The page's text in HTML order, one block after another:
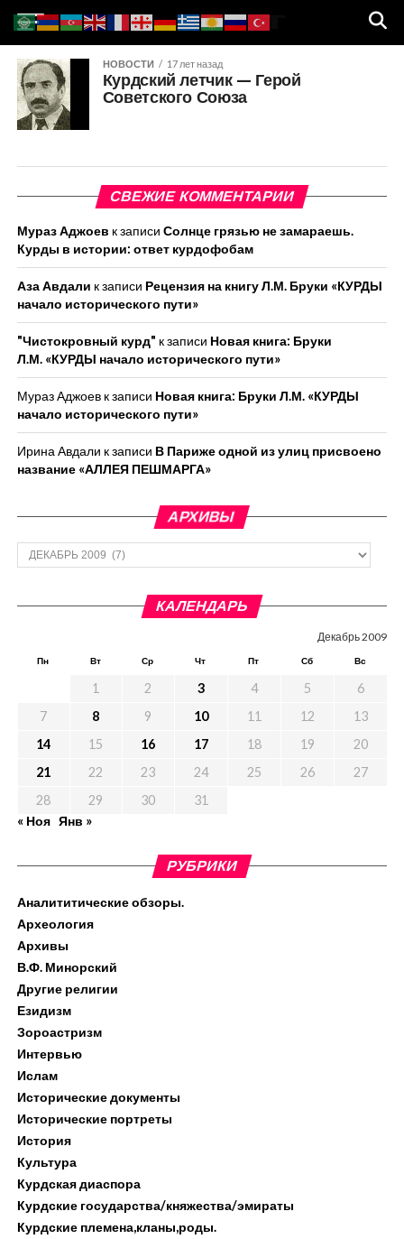
НОВОСТИ 17 лет назад
Курдский летчик — Герой
Советского Союза
СВЕЖИЕ КОММЕНТАРИИ
Мураз Аджоев к записи Солнце грязью не замараешь.
Курды в истории: ответ курдофобам
Аза Авдали к записи Рецензия на книгу Л.М. Бруки «КУРДЫ
начало исторического пути»
"Чистокровный курд" к записи Новая книга: Бруки
Л.М. «КУРДЫ начало исторического пути»
Мураз Аджоевк записи Новая книга: Бруки Л.М. «КУРДЫ
начало исторического пути»
Ирина Авдали к записи В Париже одной из улиц присвоено
название «АЛЛЕЯ ПЕШМАРГА»
АРХИВЫ
Архивы
КАЛЕНДАРЬ
Декабрь 2009
Пн Вт Ср Чт Пт Сб Вс
1 2 3 4 5
6
7
8 9 10 11 12
13
14
15 16 17 18 19
20
21
22 23 24 25 26
27
28
29 30
31
« Ноя Янв »
РУБРИКИ
Аналититические обзоры.
Археология
Архивы
В.Ф. Минорский
Другие религии
Езидизм
Зороастризм
Интервью
Ислам
Исторические документы
Исторические портреты
История
Культура
Курдская диаспора
Курдские государства/княжества/эмираты
Курдские племена,кланы,роды.